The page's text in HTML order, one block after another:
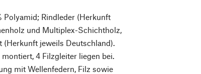
Polyamid; Rindleder (Herkunft
und Multiplex-Schichtholz,
(Herkunft jeweils Deutschland).
4 Filzgleiter liegen bei.
mit Wellenfedern, Filz sowie